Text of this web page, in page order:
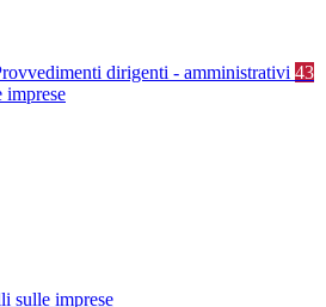
dirigenti - amministrativi 43
sulle imprese